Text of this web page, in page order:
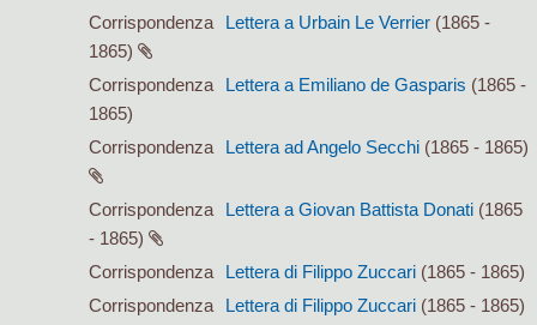
Corrispondenza
Lettera a Urbain Le Verrier (1865 -
1865)
Corrispondenza
Lettera a Emiliano de Gasparis (1865 -
1865)
Corrispondenza
Lettera ad Angelo Secchi (1865 - 1865)
Corrispondenza Lettera a Giovan Battista Donati (1865
- 1865)
Corrispondenza
Lettera di Filippo Zuccari (1865 - 1865)
Corrispondenza
Lettera di Filippo Zuccari (1865 - 1865)